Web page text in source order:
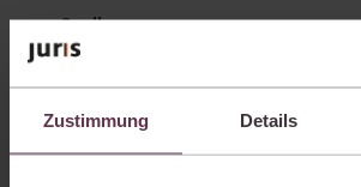
Zustimmung Details
Quelle:
notar - Monatsschrift für die gesamte
Fundstelle:
notar 2025, 406-412